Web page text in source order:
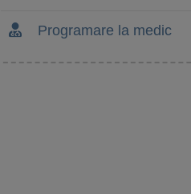
Programare la medic